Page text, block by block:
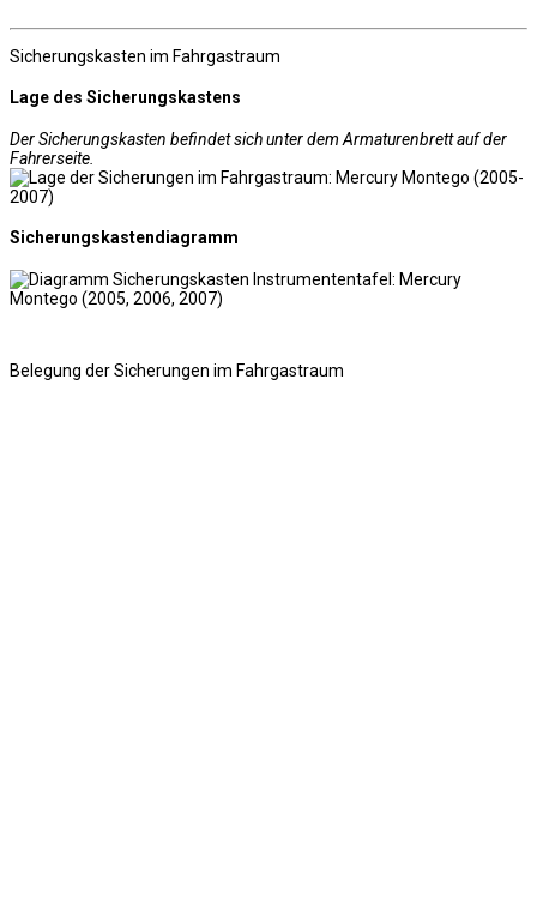
Sicherungskasten im Fahrgastraum
Lage des Sicherungskastens
Der Sicherungskasten befindet sich unter dem Armaturenbrett auf der
Fahrerseite.
Sicherungskastendiagramm
Belegung der Sicherungen im Fahrgastraum